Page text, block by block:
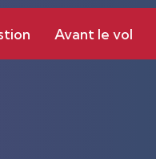
Avant le vol